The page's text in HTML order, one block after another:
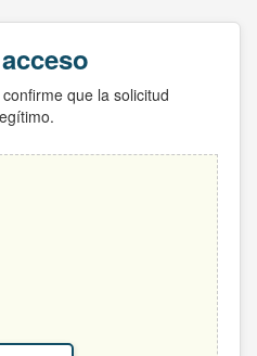
que la solicitud